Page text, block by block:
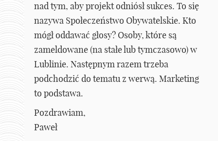
nad tym, aby projekt odniósł sukces. To się
nazywa Społeczeństwo Obywatelskie. Kto
mógł oddawać głosy? Osoby, które są
zameldowane (na stałe lub tymczasowo) w
Lublinie. Następnym razem trzeba
podchodzić do tematu z werwą. Marketing
to podstawa.
Pozdrawiam,
Paweł